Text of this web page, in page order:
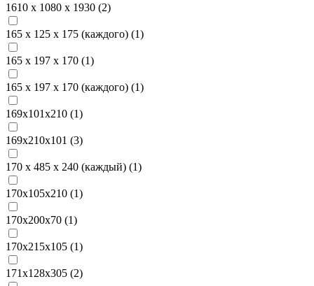
1610 x 1080 x 1930 (2)
165 х 125 х 175 (каждого) (1)
165 х 197 х 170 (1)
165 х 197 х 170 (каждого) (1)
169х101х210 (1)
169х210х101 (3)
170 х 485 х 240 (каждый) (1)
170х105х210 (1)
170х200х70 (1)
170х215х105 (1)
171x128x305 (2)